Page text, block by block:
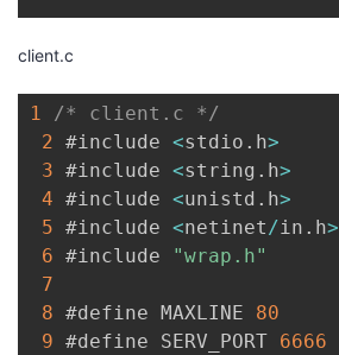
client.c
1
/* client.c */
2 #include <stdio . h>
3 #include <string . h>
4 #include <unistd . h>
5 #include <netinet/in . h>
6 #include
"wrap.h"
7
8 #define MAXLINE 80
9 #define SERV_PORT 6666